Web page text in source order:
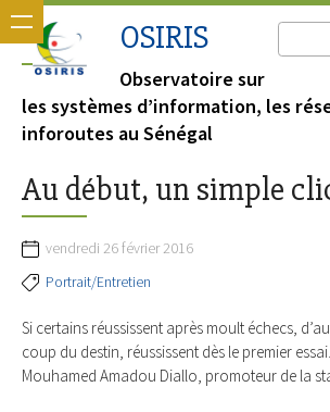
OSIRIS
Observatoire sur
les systèmes d’information, les
inforoutes au Sénégal
Au début, un simple
vendredi 26 février 2016
Portrait/Entretien
Si certains réussissent après moult échecs,
coup du destin, réussissent dès le premier
Mouhamed Amadou Diallo, promoteur de la